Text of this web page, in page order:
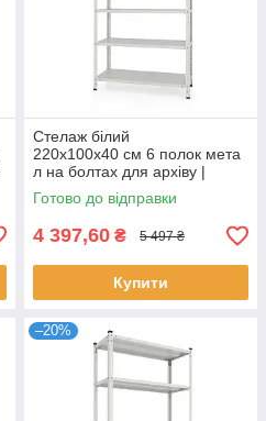
Стелаж білий
220х100х40 см 6 полок мета
л на болтах для архіву |
Стелаж для офісу
Готово до відправки
4 397,60 ₴ 5 497 ₴
Купити
–20%